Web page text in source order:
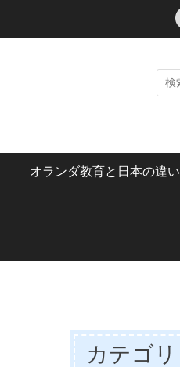
検
索:
オランダ教育と日本の違い
カテゴリ